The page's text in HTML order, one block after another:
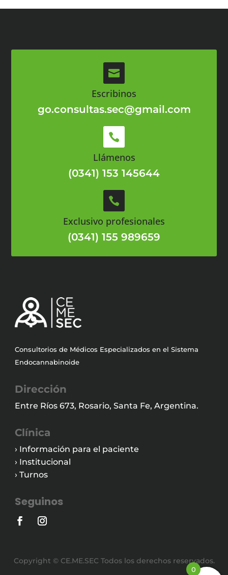

Escribinos
go.consultas.sec@gmail.com

Llámenos
(0341) 153 145644

Exclusivo profesionales
(0341) 155 989659
Consultorios de Médicos Especializados en el Sistema
Endocannabinoide
Dirección
Entre Ríos 673, Rosario, Santa Fe, Argentina.
Clínica
› Información para el paciente
› Institucional
› Turnos
Seguinos
Copyright © CE.ME.SEC Todos los derechos reservados.
0